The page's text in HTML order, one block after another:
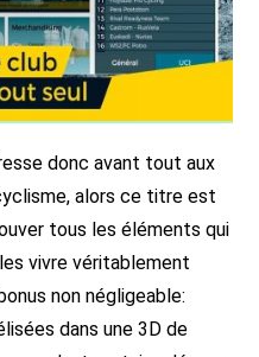
donc avant tout aux
alors ce titre est
tous les éléments qui
vivre véritablement
non négligeable:
dans une 3D de